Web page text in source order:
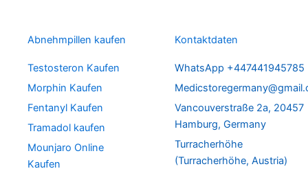
Abnehmpillen kaufen
Testosteron Kaufen
Morphin Kaufen
Fentanyl Kaufen
Tramadol kaufen
Mounjaro Online
Kaufen
Kontaktdaten
WhatsApp +447441945785
Vancouverstraße 2a, 20457
Hamburg, Germany
Turracherhöhe
(Turracherhöhe, Austria)